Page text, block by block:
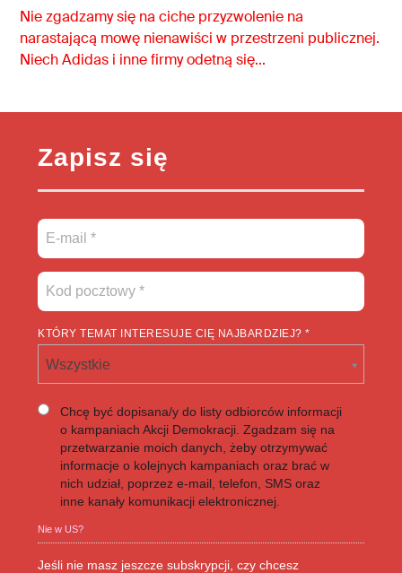
Nie zgadzamy się na ciche przyzwolenie na
narastającą mowę nienawiści w przestrzeni publicznej.
Niech Adidas i inne firmy odetną się...
Zapisz się
KTÓRY TEMAT INTERESUJE CIĘ NAJBARDZIEJ? *
Wszystkie
Chcę być dopisana/y do listy odbiorców informacji
o kampaniach Akcji Demokracji. Zgadzam się na
przetwarzanie moich danych, żeby otrzymywać
informacje o kolejnych kampaniach oraz brać w
nich udział, poprzez e-mail, telefon, SMS oraz
inne kanały komunikacji elektronicznej.
Nie wUS?
Jeśli nie masz jeszcze subskrypcji, czy chcesz